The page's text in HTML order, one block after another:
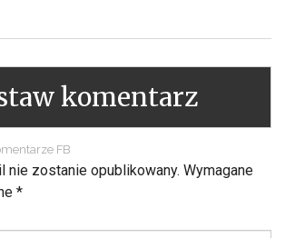
komentarz
FB
nie zostanie opublikowany. Wymagane
*